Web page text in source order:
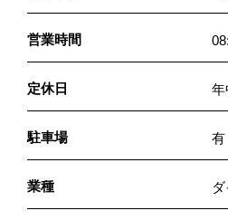
営業時間
定休日 年
駐車場
業種